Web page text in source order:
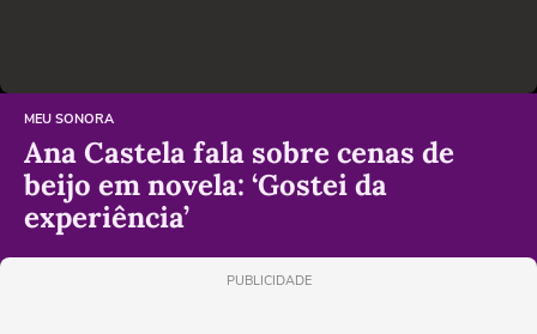
MEU SONORA
Ana Castela fala sobre cenas de
beijo em novela: ‘Gostei da
experiência’
PUBLICIDADE